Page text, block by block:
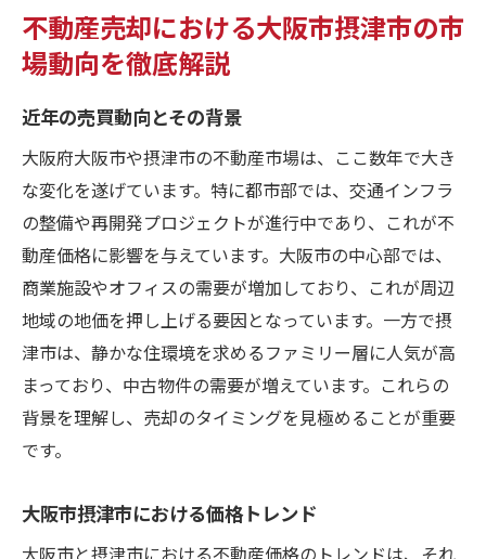
不動産売却における大阪市摂津市の市
場動向を徹底解説
近年の売買動向とその背景
大阪府大阪市や摂津市の不動産市場は、ここ数年で大き
な変化を遂げています。特に都市部では、交通インフラ
の整備や再開発プロジェクトが進行中であり、これが不
動産価格に影響を与えています。大阪市の中心部では、
商業施設やオフィスの需要が増加しており、これが周辺
地域の地価を押し上げる要因となっています。一方で摂
津市は、静かな住環境を求めるファミリー層に人気が高
まっており、中古物件の需要が増えています。これらの
背景を理解し、売却のタイミングを見極めることが重要
です。
大阪市摂津市における価格トレンド
大阪市と摂津市における不動産価格のトレンドは、それ